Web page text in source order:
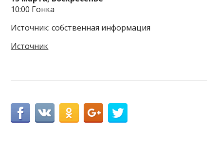
10:00 Гонка
Источник: собственная информация
Источник